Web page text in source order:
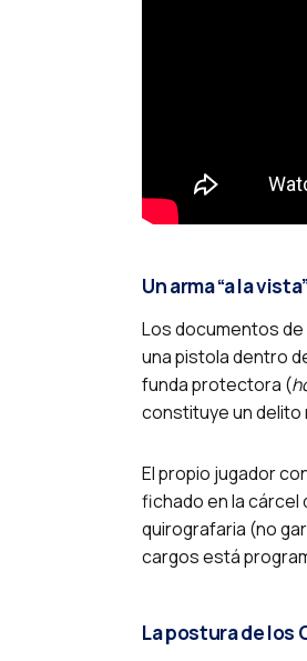
Un arma “a la
Los documentos de
una pistola dentro
funda protectora (
constituye un delito
El propio jugador
fichado en la cárcel
quirografaria (no
cargos está
La postura de los